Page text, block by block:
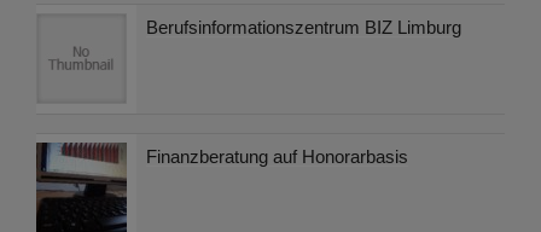
Berufsinformationszentrum BIZ Limburg
Finanzberatung auf Honorarbasis